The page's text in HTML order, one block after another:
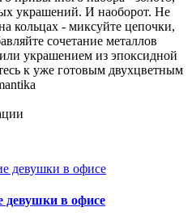
украшений. И наоборот. Не
кольцах - миксуйте цепочки,
сочетание металлов
украшением из эпоксидной
к уже готовым двухцветным
девушки в офисе